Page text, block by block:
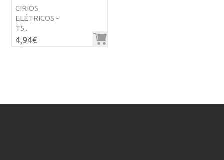
CIRIOS
ELÉTRICOS -
T5..
4,94€